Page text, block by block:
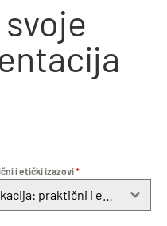
i etički izazovi*